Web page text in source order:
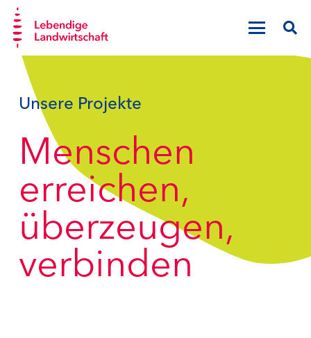
Unsere Projekte
Menschen
erreichen,
überzeugen,
verbinden